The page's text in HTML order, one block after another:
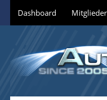
Dashboard Mitglieder